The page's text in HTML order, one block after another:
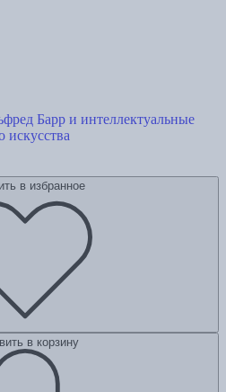
Барр и интеллектуальные
искусства
в избранное
в корзину